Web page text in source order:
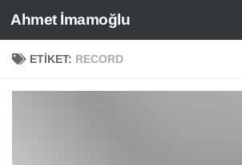
Skip to content
Ahmet İmamoğlu
ETIKET: RECORD